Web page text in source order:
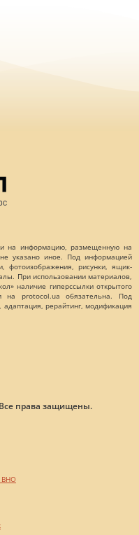
на информацию, размещенную на
указано иное. Под информацией
фотоизображения, рисунки, ящик-
При использовании материалов,
наличие гиперссылки открытого
на protocol.ua обязательна. Под
рерайтинг, модификация
права защищены.
ВНО